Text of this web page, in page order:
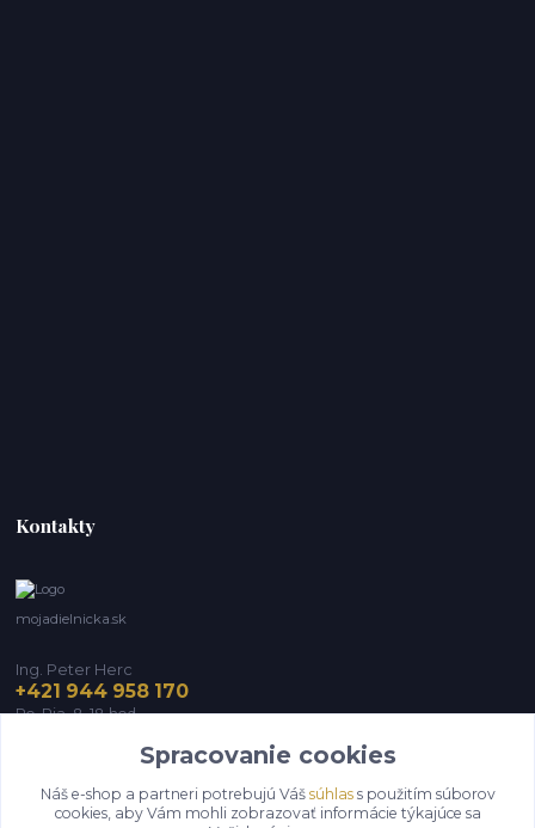
Kontakty
mojadielnicka.sk
Ing. Peter Herc
+421 944 958 170
Po-Pia, 8-18 hod.
infomojadielnicka@gmail.com
Spracovanie cookies
Náš e-shop a partneri potrebujú Váš súhlass použitím súborov
cookies, aby Vám mohli zobrazovať informácie týkajúce sa